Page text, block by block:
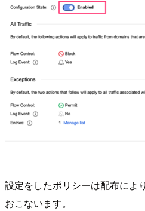
設定をしたポリシーは配布によ
おこないます。